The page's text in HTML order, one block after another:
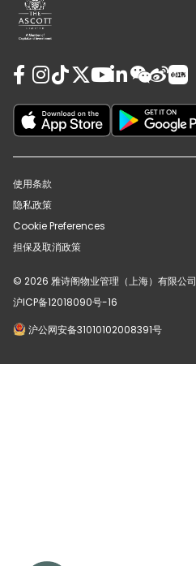
使用条款
隐私政策
Cookie Preferences
担保及取消政策
© 2026 雅诗阁物业管理（上海）有限公司
沪ICP备12018090号-16
沪公网安备31010102008391号